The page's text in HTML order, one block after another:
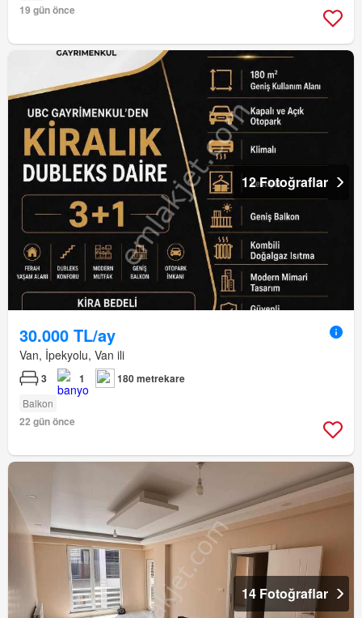
19 gün önce
12 Fotoğraflar
30.000 TL/ay
Van, İpekyolu, Van ili
3 1 180 metrekare
Balkon
22 gün önce
14 Fotoğraflar